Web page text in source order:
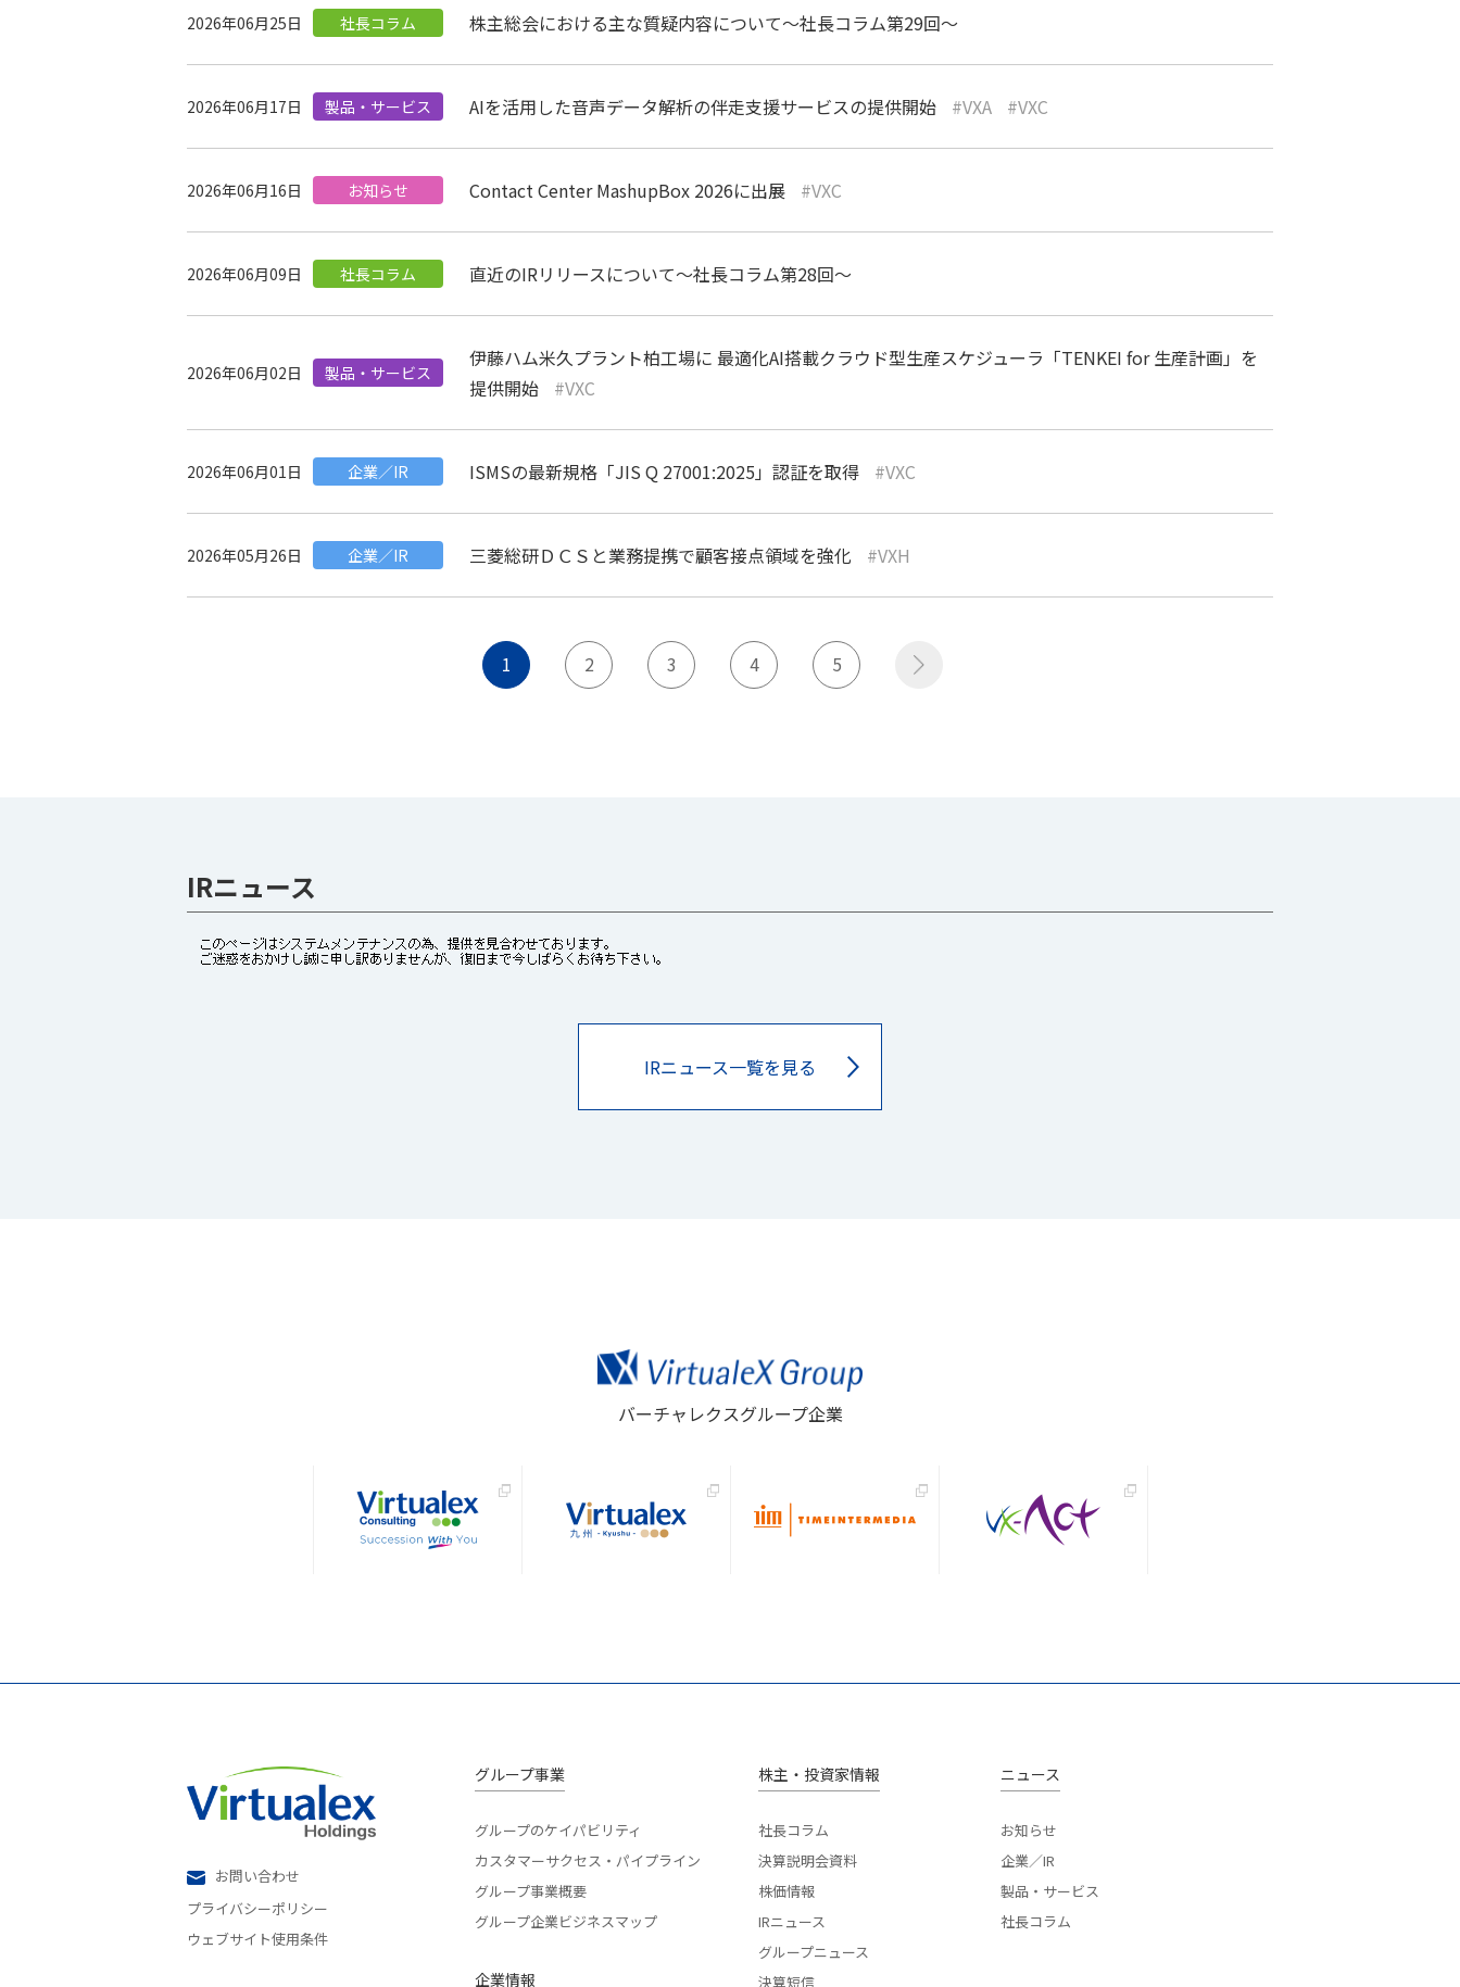
2026年06月25日 社長コラム 株主総会における主な質疑内容について～社長コラム第29回～
2026年06月17日 製品・サービス AIを活用した音声データ解析の伴走支援サービスの提供開始 VXA VXC
2026年06月16日 お知らせ Contact Center MashupBox 2026に出展 VXC
2026年06月09日 社長コラム 直近のIRリリースについて～社長コラム第28回～
2026年06月02日 製品・サービス
伊藤ハム米久プラント柏工場に 最適化AI搭載クラウド型生産スケジューラ「TENKEI for 生産計画」を
提供開始
VXC
2026年06月01日 企業／IR ISMSの最新規格「JIS Q 27001:2025」認証を取得 VXC
2026年05月26日 企業／IR 三菱総研ＤＣＳと業務提携で顧客接点領域を強化 VXH
1 2 3 4 5
IRニュース
IRニュース一覧を見る
バーチャレクスグループ企業
お問い合わせ
プライバシーポリシー
ウェブサイト使用条件
グループ事業
グループのケイパビリティ
カスタマーサクセス・パイプライン
グループ事業概要
グループ企業ビジネスマップ
企業情報
株主・投資家情報
社長コラム
決算説明会資料
株価情報
IRニュース
グループニュース
決算短信
ニュース
お知らせ
企業／IR
製品・サービス
社長コラム